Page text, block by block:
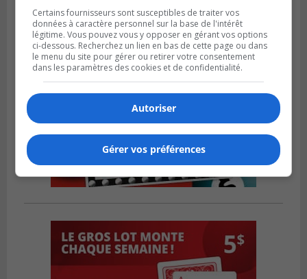
Certains fournisseurs sont susceptibles de traiter vos
données à caractère personnel sur la base de l'intérêt
légitime. Vous pouvez vous y opposer en gérant vos options
ci-dessous. Recherchez un lien en bas de cette page ou dans
le menu du site pour gérer ou retirer votre consentement
dans les paramètres des cookies et de confidentialité.
Autoriser
Gérer vos préférences